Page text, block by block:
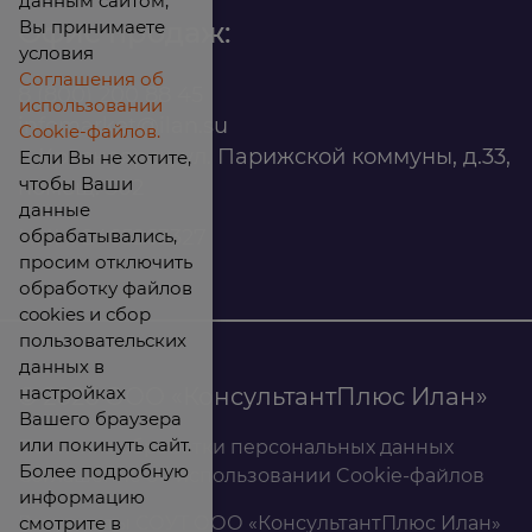
Офис продаж:
infomarket@ilan.su
г. Красноярск, ул. Парижской коммуны, д.33,
помещ. 302
ИНН: 2465263327
© 2026 ООО «КонсультантПлюс Илан»
Политика обработки персональных данных
Соглашение об использовании Cookie-файлов
Результаты СОУТ ООО «КонсультантПлюс Илан»
Вы принимаете
условия
Соглашения об
использовании
Cookie-файлов.
Если Вы не хотите,
чтобы Ваши
данные
обрабатывались,
просим отключить
обработку файлов
cookies и сбор
пользовательских
данных в
настройках
Вашего браузера
или покинуть сайт.
Более подробную
информацию
смотрите в